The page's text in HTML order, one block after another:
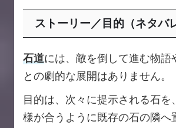
ストーリー／目的（ネタバ
石道には、敵を倒して進む物語
との劇的な展開はありません。
目的は、次々に提示される石を
様が合うように既存の石の隣へ